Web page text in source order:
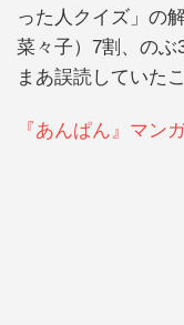
った人クイズ」の
菜々子）7割、のぶ
まあ誤読していた
『あんぱん』マン